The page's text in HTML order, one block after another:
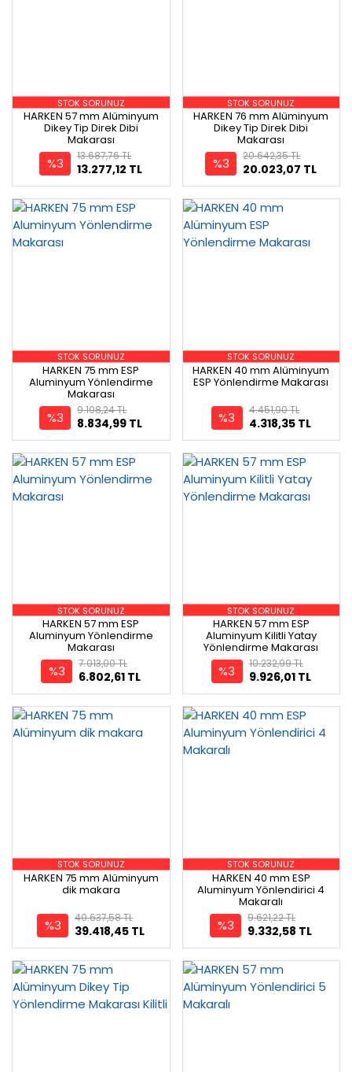
STOK SORUNUZ
HARKEN 57 mm Alüminyum
Dikey Tip Direk Dibi
Makarası
%3 13.277,12 TL
13.687,76 TL
STOK SORUNUZ
HARKEN 76 mm Alüminyum
Dikey Tip Direk Dibi
Makarası
%3 20.023,07 TL
20.642,35 TL
STOK SORUNUZ
HARKEN 75 mm ESP
Aluminyum Yönlendirme
Makarası
%3 8.834,99 TL
9.108,24 TL
STOK SORUNUZ
HARKEN 40 mm Alüminyum
ESP Yönlendirme Makarası
%3 4.318,35 TL
4.451,90 TL
STOK SORUNUZ
HARKEN 57 mm ESP
Aluminyum Yönlendirme
Makarası
%3 6.802,61 TL
7.013,00 TL
STOK SORUNUZ
HARKEN 57 mm ESP
Aluminyum Kilitli Yatay
Yönlendirme Makarası
%3 9.926,01 TL
10.232,99 TL
STOK SORUNUZ
HARKEN 75 mm Alüminyum
dik makara
%3 39.418,45 TL
40.637,58 TL
STOK SORUNUZ
HARKEN 40 mm ESP
Aluminyum Yönlendirici 4
Makaralı
%3 9.332,58 TL
9.621,22 TL